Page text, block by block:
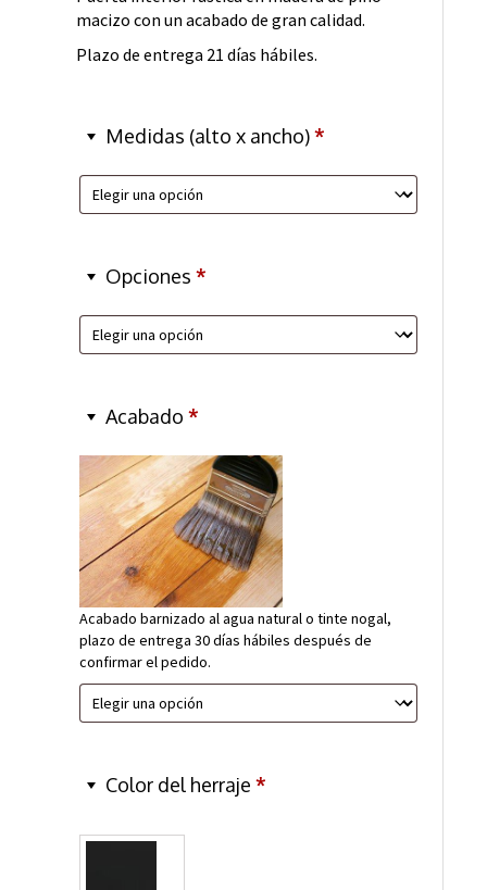
macizo con un acabado de gran calidad.
Plazo de entrega 21 días hábiles.
Medidas (alto x ancho)*
Opciones *
Acabado *
Acabado barnizado al agua natural o tinte nogal,
plazo de entrega 30 días hábiles después de
confirmar el pedido.
Color del herraje *